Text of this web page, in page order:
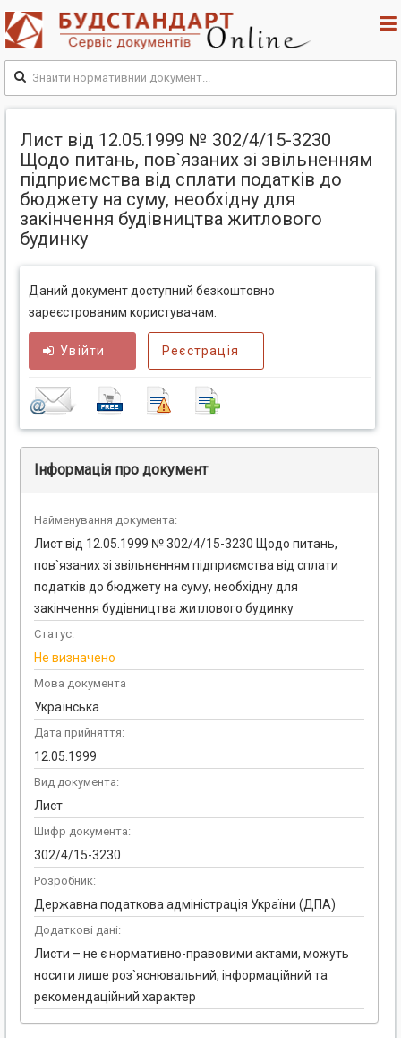
Лист від 12.05.1999 № 302/4/15-3230
Щодо питань, пов`язаних зі звільненням
підприємства від сплати податків до
бюджету на суму, необхідну для
закінчення будівництва житлового
будинку
Даний документ доступний безкоштовно
зареєстрованим користувачам.
Увійти Реєстрація
Інформація про документ
Найменування документа:
Лист від 12.05.1999 № 302/4/15-3230 Щодо питань,
пов`язаних зі звільненням підприємства від сплати
податків до бюджету на суму, необхідну для
закінчення будівництва житлового будинку
Статус:
Не визначено
Мова документа
Українська
Дата прийняття:
12.05.1999
Вид документа:
Лист
Шифр документа:
302/4/15-3230
Розробник:
Державна податкова адміністрація України (ДПА)
Додаткові дані:
Листи – не є нормативно-правовими актами, можуть
носити лише роз`яснювальний, інформаційний та
рекомендаційний характер